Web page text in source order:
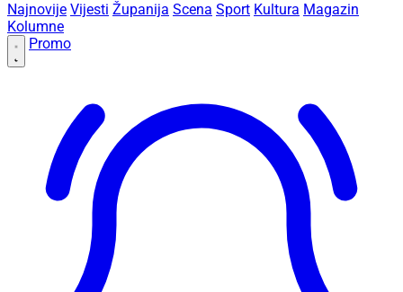
Najnovije Vijesti Županija Scena Sport Kultura Magazin
Kolumne
Promo